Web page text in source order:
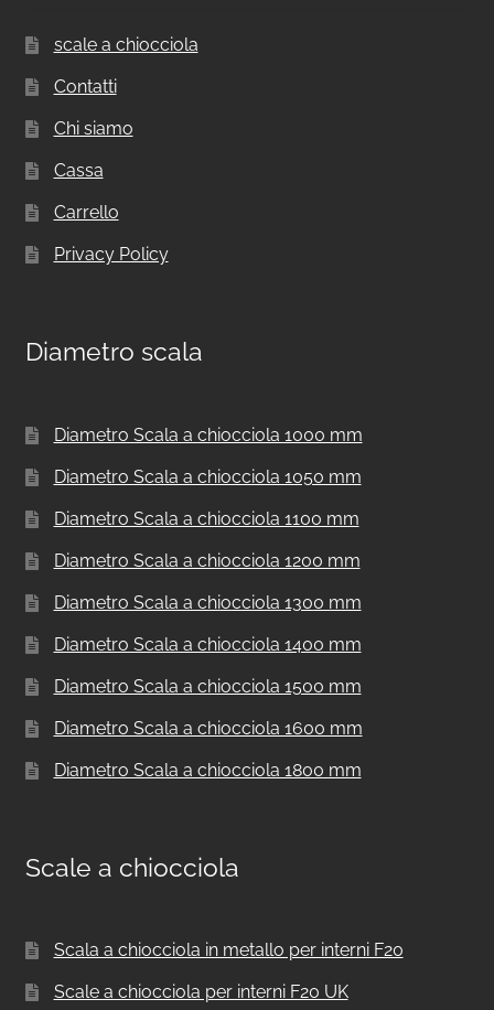
scale a chiocciola
Contatti
Chi siamo
Cassa
Carrello
Privacy Policy
Diametro scala
Diametro Scala a chiocciola 1000 mm
Diametro Scala a chiocciola 1050 mm
Diametro Scala a chiocciola 1100 mm
Diametro Scala a chiocciola 1200 mm
Diametro Scala a chiocciola 1300 mm
Diametro Scala a chiocciola 1400 mm
Diametro Scala a chiocciola 1500 mm
Diametro Scala a chiocciola 1600 mm
Diametro Scala a chiocciola 1800 mm
Scale a chiocciola
Scala a chiocciola in metallo per interni F20
Scale a chiocciola per interni F20 UK